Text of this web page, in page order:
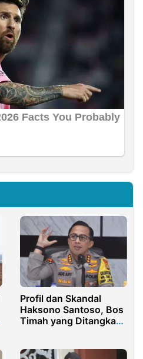
Profil dan Skandal
Haksono Santoso, Bos
Timah yang Ditangkap